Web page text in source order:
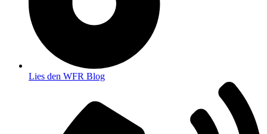
Lies den WFR Blog